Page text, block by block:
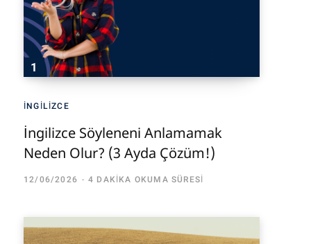
İNGILIZCE
İngilizce Söyleneni Anlamamak
Neden Olur? (3 Ayda Çözüm!)
12/06/2026 4 DAKIKA OKUMA SÜRESI